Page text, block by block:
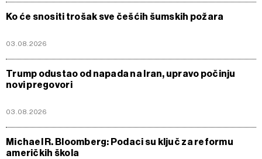
Ko će snositi trošak sve češćih šumskih požara
03.08.2026
Trump odustao od napada na Iran, upravo počinju
novi pregovori
03.08.2026
Michael R. Bloomberg: Podaci su ključ za reformu
američkih škola